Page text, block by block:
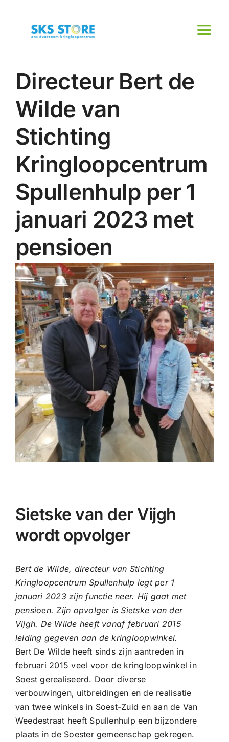
Toggle
Brengen & halen
Over ons
Werken en Leren
Actueel
Contact
Cadeaukaart
Directeur Bert de
Wilde van
Stichting
Kringloopcentrum
Spullenhulp per 1
januari 2023 met
pensioen
Sietske van der Vijgh
wordt opvolger
Bert de Wilde, directeur van Stichting
Kringloopcentrum Spullenhulp legt per 1
januari 2023 zijn functie neer. Hij gaat met
pensioen. Zijn opvolger is Sietske van der
Vijgh. De Wilde heeft vanaf februari 2015
leiding gegeven aan de kringloopwinkel.
Bert De Wilde heeft sinds zijn aantreden in
februari 2015 veel voor de kringloopwinkel in
Soest gerealiseerd. Door diverse
verbouwingen, uitbreidingen en de realisatie
van twee winkels in Soest-Zuid en aan de Van
Weedestraat heeft Spullenhulp een bijzondere
plaats in de Soester gemeenschap gekregen.